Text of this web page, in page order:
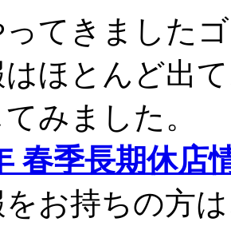
てきました
はほとんど出
みました。
春季長期休店
をお持ちの方